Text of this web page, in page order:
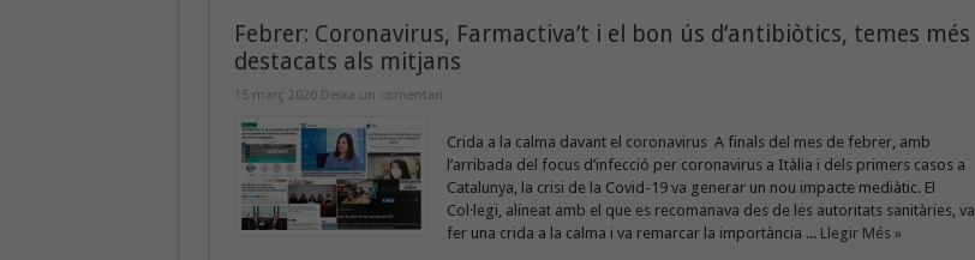
Febrer: Coronavirus, Farmactiva’t i el bon ús d’antibiòtics, temes més
destacats als mitjans
15 març 2020 Deixa un comentari
Crida a la calma davant el coronavirus A finals del mes de febrer, amb
l’arribada del focus d’infecció per coronavirus a Itàlia i dels primers casos a
Catalunya, la crisi de la Covid-19 va generar un nou impacte mediàtic. El
Col·legi, alineat amb el que es recomanava des de les autoritats sanitàries, va
fer una crida a la calma i va remarcar la importància ... Llegir Més »